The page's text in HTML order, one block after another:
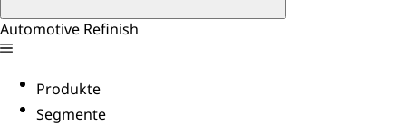
Automotive Refinish
Produkte
Segmente